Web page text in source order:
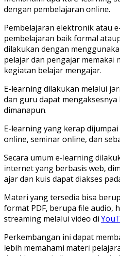
dengan pembelajaran online.
Pembelajaran elektronik atau
pembelajaran baik formal
dilakukan dengan
pelajar dan pengajar memakai
kegiatan belajar mengajar.
E-learning dilakukan melalui
dan guru dapat
dimanapun.
E-learning yang kerap
online, seminar online, dan
Secara umum e-learning
internet yang berbasis web,
ajar dan kuis dapat diakses
Materi yang tersedia bisa
format PDF, berupa file audio,
streaming melalui video di
Perkembangan ini dapat
lebih memahami materi